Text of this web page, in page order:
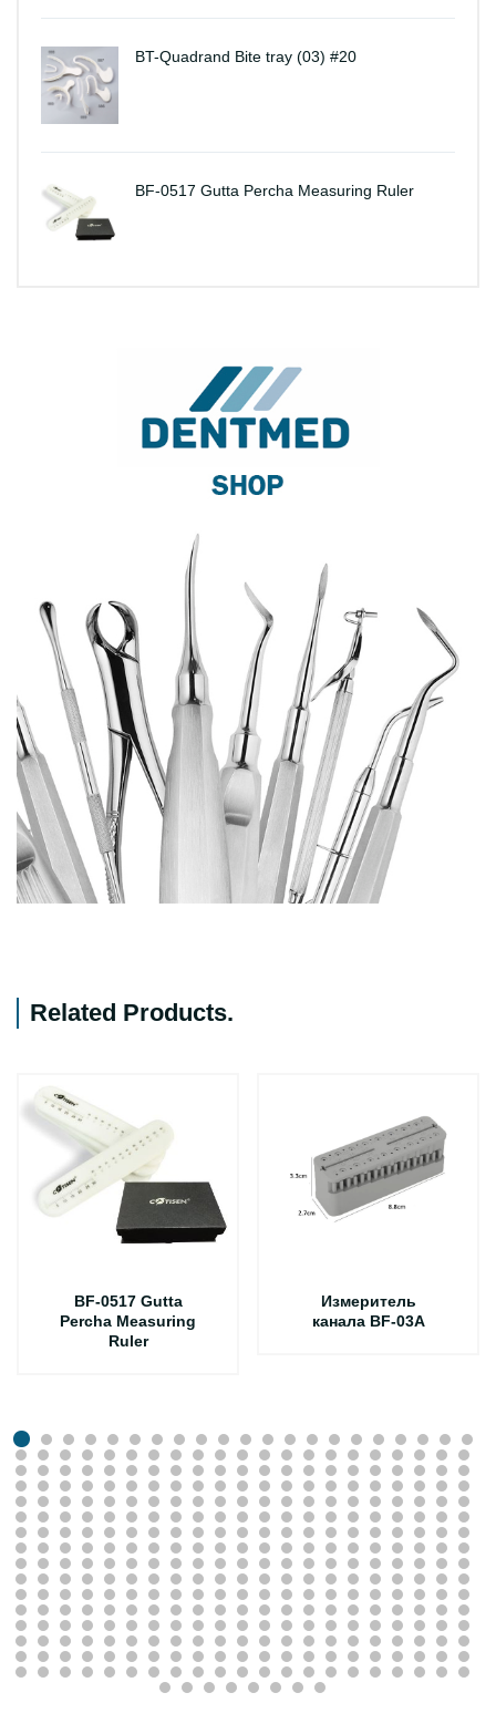
BT-Quadrand Bite tray (03) #20
BF-0517 Gutta Percha Measuring Ruler
Related Products.
BF-0517 Gutta
Percha Measuring
Ruler
Измеритель
канала BF-03A